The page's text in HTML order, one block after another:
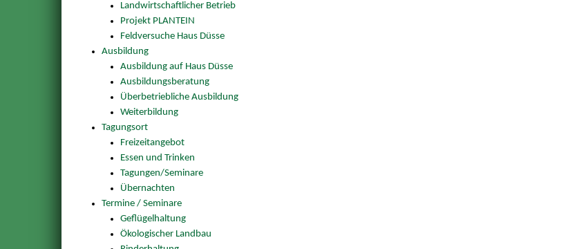
Landwirtschaftlicher Betrieb
Projekt PLANTEIN
Feldversuche Haus Düsse
Ausbildung
Ausbildung auf Haus Düsse
Ausbildungsberatung
Überbetriebliche Ausbildung
Weiterbildung
Tagungsort
Freizeitangebot
Essen und Trinken
Tagungen/Seminare
Übernachten
Termine / Seminare
Geflügelhaltung
Ökologischer Landbau